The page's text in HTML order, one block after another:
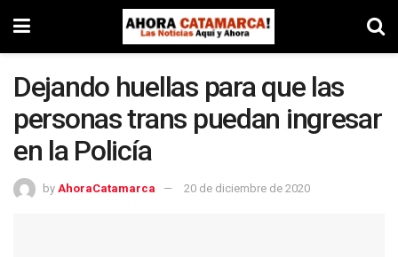
Dejando huellas para que las
personas trans puedan ingresar
en la Policía
by AhoraCatamarca 20 de diciembre de 2020